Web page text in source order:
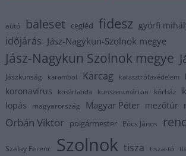
autó baleset cegléd fidesz györfi
időjárás Jász-Nagykun-Szolnok megye
Jász-Nagykun Szolnok megye
Jászkunság karambol Karcag katasztrófavédelem
koronavírus kosárlabda kunszentmárton kórház
lopás magyarország Magyar Péter mezőtúr
Orbán Viktor polgármester Pócs János
Szalay Ferenc Szolnok tisza tisza-tó